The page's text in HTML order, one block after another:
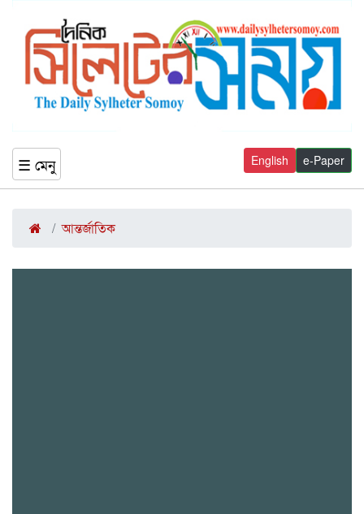
☰ মেনু e-Paper
English
আন্তর্জাতিক